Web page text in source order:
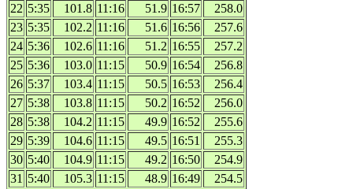
22 5:35 101.8 11:16 51.9 16:57
258.0
23 5:35 102.2 11:16 51.6 16:56
257.6
24 5:36 102.6 11:16 51.2 16:55
257.2
25 5:36 103.0 11:15 50.9 16:54
256.8
26 5:37 103.4 11:15 50.5 16:53
256.4
27 5:38 103.8 11:15 50.2 16:52
256.0
28 5:38 104.2 11:15 49.9 16:52
255.6
29 5:39 104.6 11:15 49.5 16:51
255.3
30 5:40 104.9 11:15 49.2 16:50
254.9
31 5:40 105.3 11:15 48.9 16:49
254.5